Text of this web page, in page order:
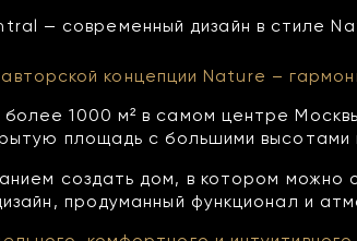
— современный дизайн в стиле
авторской концепции Nature –
1000 м² в самом центре
площадь с большими
создать дом, в котором можно
продуманный функционал и